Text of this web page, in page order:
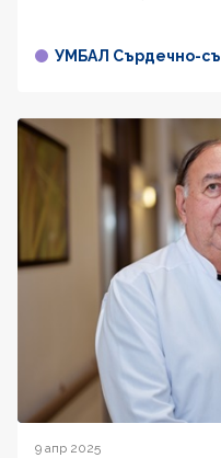
УМБАЛ Сърдечно-
9 апр 2025